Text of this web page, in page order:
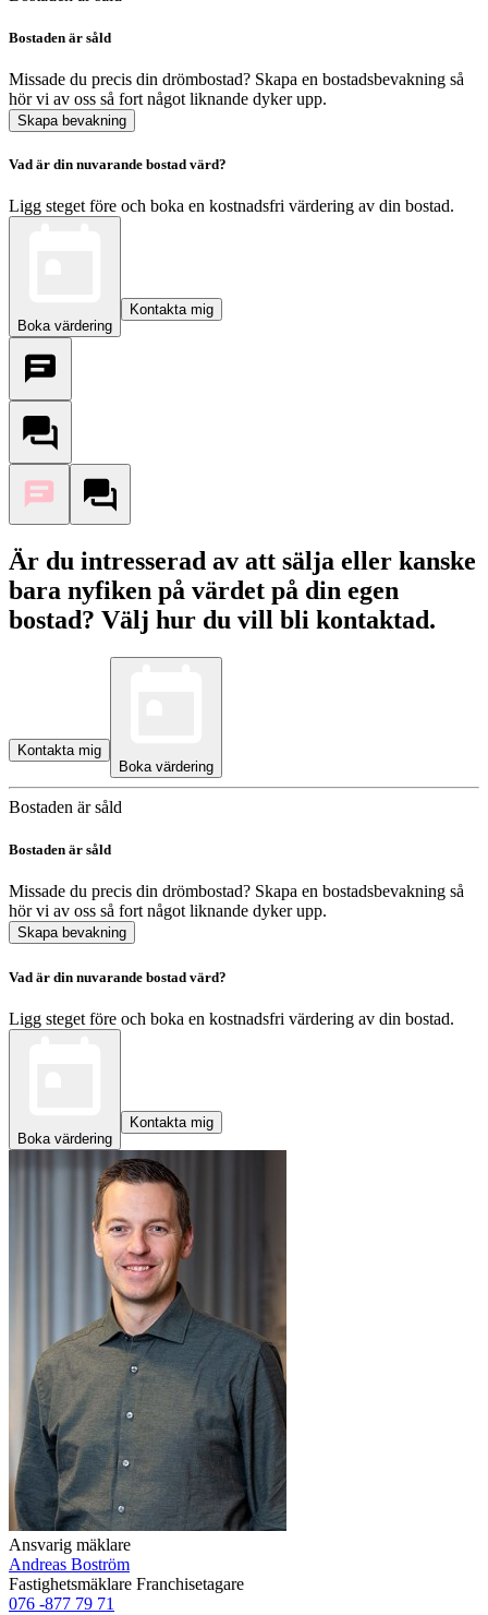
Bostaden är såld
Missade du precis din drömbostad? Skapa en bostadsbevakning så
hör vi av oss så fort något liknande dyker upp.
Skapa bevakning
Vad är din nuvarande bostad värd?
Ligg steget före och boka en kostnadsfri värdering av din bostad.
Boka värdering
Kontakta mig
Är du intresserad av att sälja eller kanske
bara nyfiken på värdet på din egen
bostad? Välj hur du vill bli kontaktad.
Kontakta mig
Boka värdering
Bostaden är såld
Bostaden är såld
Missade du precis din drömbostad? Skapa en bostadsbevakning så
hör vi av oss så fort något liknande dyker upp.
Skapa bevakning
Vad är din nuvarande bostad värd?
Ligg steget före och boka en kostnadsfri värdering av din bostad.
Boka värdering
Kontakta mig
Ansvarig mäklare
Andreas Boström
Fastighetsmäklare Franchisetagare
076 -877 79 71